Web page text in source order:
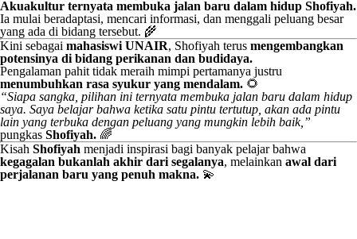
Akuakultur ternyata membuka jalan baru dalam hidup Shofiyah.
Ia mulai beradaptasi, mencari informasi, dan menggali peluang besar
yang ada di bidang tersebut. 🌾
Kini sebagai mahasiswi UNAIR, Shofiyah terus mengembangkan
potensinya di bidang perikanan dan budidaya.
Pengalaman pahit tidak meraih mimpi pertamanya justru
menumbuhkan rasa syukur yang mendalam. 🌻
“Siapa sangka, pilihan ini ternyata membuka jalan baru dalam hidup
saya. Saya belajar bahwa ketika satu pintu tertutup, akan ada pintu
lain yang terbuka dengan peluang yang mungkin lebih baik,”
pungkas Shofiyah. 🌈
Kisah Shofiyah menjadi inspirasi bagi banyak pelajar bahwa
kegagalan bukanlah akhir dari segalanya, melainkan awal dari
perjalanan baru yang penuh makna. 💫